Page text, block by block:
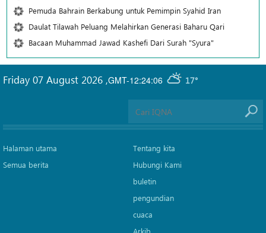
Pemuda Bahrain Berkabung untuk Pemimpin Syahid Iran
Daulat Tilawah Peluang Melahirkan Generasi Baharu Qari
Bacaan Muhammad Jawad Kashefi Dari Surah "Syura"
GMT-12:24:06 17°
Friday 07 August 2026 ,
Halaman utama
Semua berita
Tentang kita
Hubungi Kami
buletin
pengundian
cuaca
Arkib